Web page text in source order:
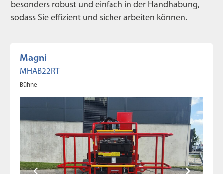
besonders robust und einfach in der Handhabung,
sodass Sie effizient und sicher arbeiten können.
Magni
MHAB22RT
Bühne